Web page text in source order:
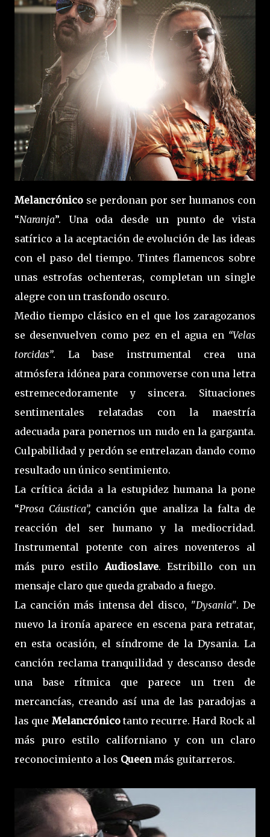
Melancrónico se perdonan por ser humanos con
“Naranja”. Una oda desde un punto de vista
satírico a la aceptación de evolución de las ideas
con el paso del tiempo. Tintes flamencos sobre
unas estrofas ochenteras, completan un single
alegre con un trasfondo oscuro.
Medio tiempo clásico en el que los zaragozanos
se desenvuelven como pez en el agua en “Velas
torcidas”. La base instrumental crea una
atmósfera idónea para conmoverse con una letra
estremecedoramente y sincera. Situaciones
sentimentales relatadas con la maestría
adecuada para ponernos un nudo en la garganta.
Culpabilidad y perdón se entrelazan dando como
resultado un único sentimiento.
La crítica ácida a la estupidez humana la pone
“Prosa Cáustica”, canción que analiza la falta de
reacción del ser humano y la mediocridad.
Instrumental potente con aires noventeros al
más puro estilo Audioslave. Estribillo con un
mensaje claro que queda grabado a fuego.
La canción más intensa del disco, "Dysania". De
nuevo la ironía aparece en escena para retratar,
en esta ocasión, el síndrome de la Dysania. La
canción reclama tranquilidad y descanso desde
una base rítmica que parece un tren de
mercancías, creando así una de las paradojas a
las que Melancrónicotanto recurre. Hard Rock al
más puro estilo californiano y con un claro
reconocimiento a los Queen más guitarreros.